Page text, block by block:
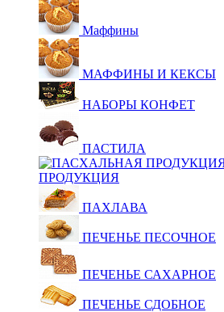
Маффины
МАФФИНЫ И КЕКСЫ
НАБОРЫ КОНФЕТ
ПАСТИЛА
ПРОДУКЦИЯ
ПАХЛАВА
ПЕЧЕНЬЕ ПЕСОЧНОЕ
ПЕЧЕНЬЕ САХАРНОЕ
ПЕЧЕНЬЕ СДОБНОЕ